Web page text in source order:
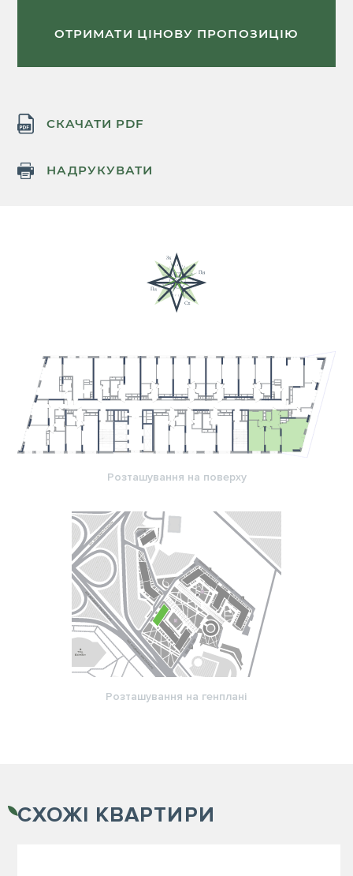
ОТРИМАТИ ЦІНОВУ ПРОПОЗИЦІЮ
СКАЧАТИ PDF
НАДРУКУВАТИ
Розташування на поверху
Розташування на генплані
СХОЖІ КВАРТИРИ